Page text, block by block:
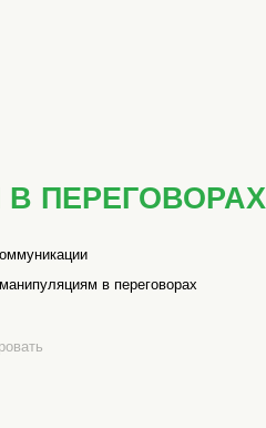
ПЕРЕГОВОРАХ
в переговорах